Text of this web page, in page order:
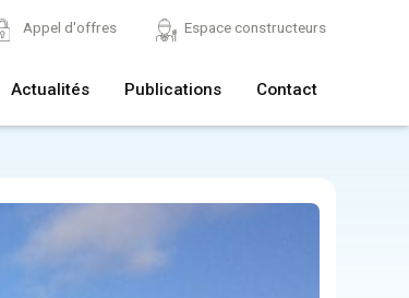
Appel d'offres Espace constructeurs
Actualités Publications Contact